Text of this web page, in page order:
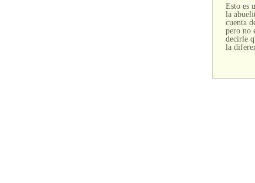
Esto es
la
cuenta
pero no
decirle
la